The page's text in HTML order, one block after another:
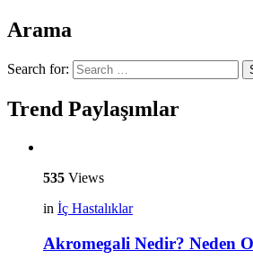
Arama
Search for:
Trend Paylaşımlar
535 Views
in İç Hastalıklar
Akromegali Nedir? Neden